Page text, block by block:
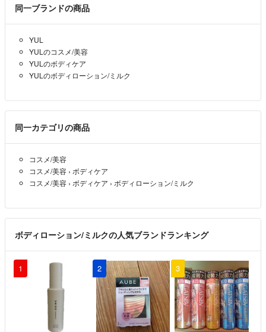
同一ブランドの商品
YUL
YULのコスメ/美容
YULのボディケア
YULのボディローション/ミルク
同一カテゴリの商品
コスメ/美容
コスメ/美容 › ボディケア
コスメ/美容 › ボディケア › ボディローション/ミルク
ボディローション/ミルクの人気ブランドランキング
1 2 3